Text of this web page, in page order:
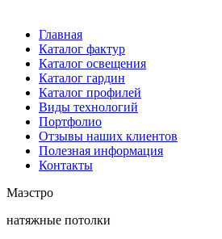
Главная
Каталог фактур
Каталог освещения
Каталог гардин
Каталог профилей
Виды технологий
Портфолио
Отзывы наших клиентов
Полезная информация
Контакты
Маэстро
натяжные потолки